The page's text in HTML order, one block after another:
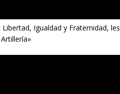
Igualdad y Fraternidad, les